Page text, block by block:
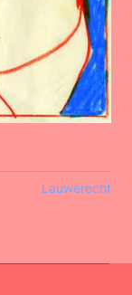
Lauwerecht